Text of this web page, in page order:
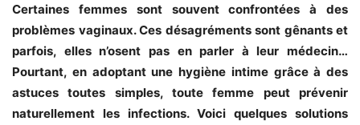
Certaines femmes sont souvent confrontées à des
problèmes vaginaux. Ces désagréments sont gênants et
parfois, elles n’osent pas en parler à leur médecin…
Pourtant, en adoptant une hygiène intime grâce à des
astuces toutes simples, toute femme peut prévenir
naturellement les infections. Voici quelques solutions